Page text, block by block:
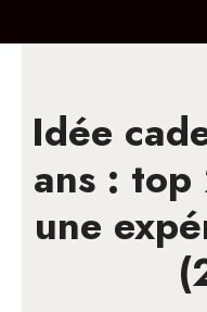
au
Idée
ans :
une